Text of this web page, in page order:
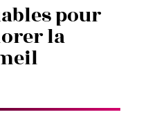
pour
la